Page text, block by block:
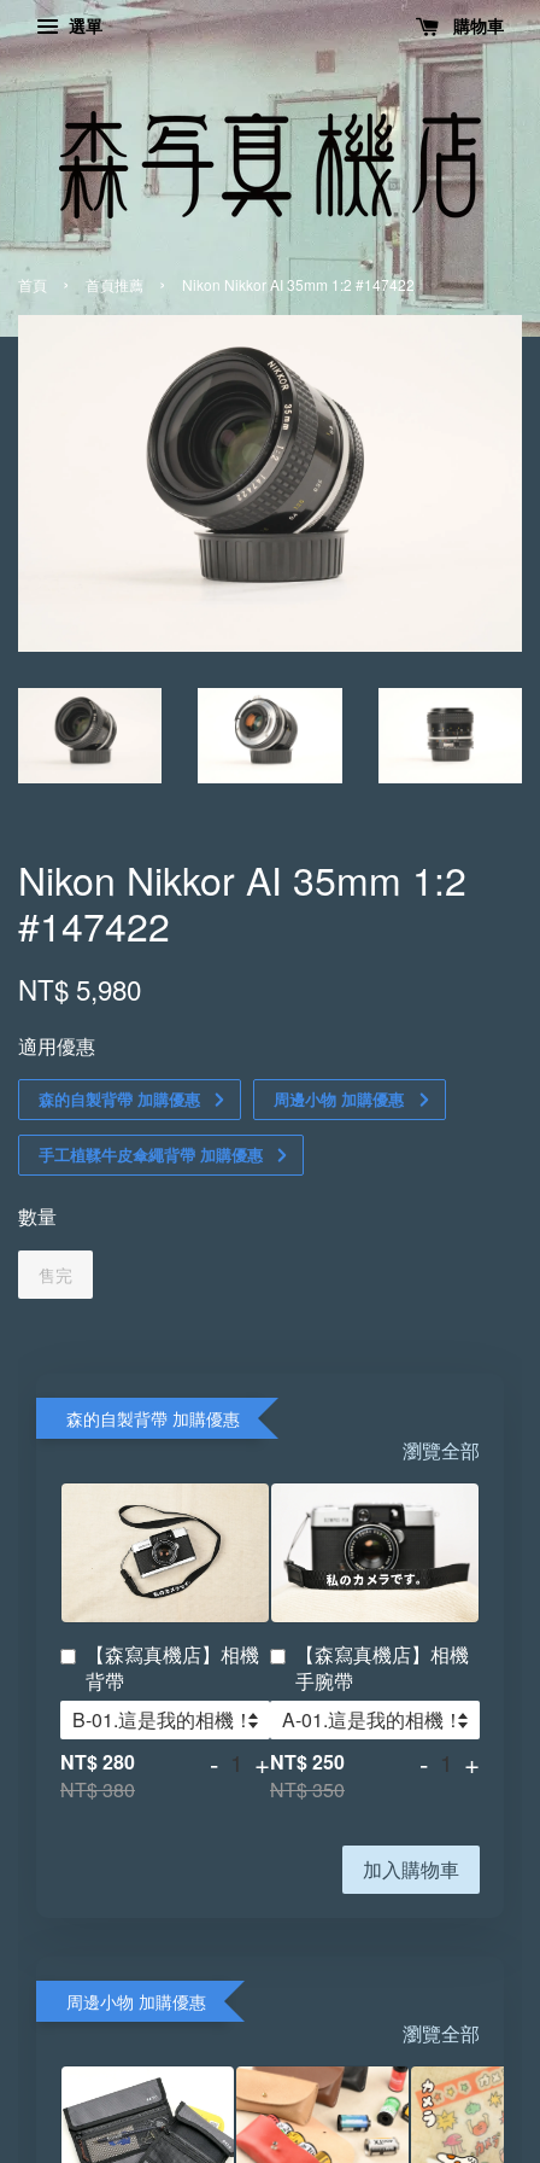
選單 購物車
首頁 › 首頁推薦 › Nikon Nikkor AI 35mm 1:2 #147422
Nikon Nikkor AI 35mm 1:2
#147422
NT$ 5,980
適用優惠
森的自製背帶 加購優惠 周邊小物 加購優惠
手工植鞣牛皮傘繩背帶 加購優惠
數量
售完
森的自製背帶 加購優惠
瀏覽全部
【森寫真機店】相機
背帶
NT$ 280
NT$ 380
- +
【森寫真機店】相機
手腕帶
NT$ 250
NT$ 350
- +
加入購物車
周邊小物 加購優惠
瀏覽全部